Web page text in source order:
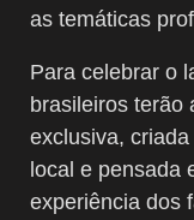
as temáticas
Para celebrar o
brasileiros terão
exclusiva,
local e pensada
experiência dos